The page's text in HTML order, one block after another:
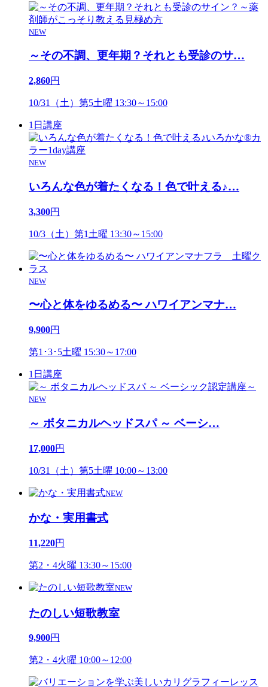
NEW
～その不調、更年期？それとも受診のサ…
2,860円
10/31（土）第5土曜 13:30～15:00
1日講座
NEW
いろんな色が着たくなる！色で叶える♪…
3,300円
10/3（土）第1土曜 13:30～15:00
NEW
〜心と体をゆるめる〜 ハワイアンマナ…
9,900円
第1･3･5土曜 15:30～17:00
1日講座
NEW
～ ボタニカルヘッドスパ ～ ベーシ…
17,000円
10/31（土）第5土曜 10:00～13:00
NEW
かな・実用書式
11,220円
第2・4火曜 13:30～15:00
NEW
たのしい短歌教室
9,900円
第2・4火曜 10:00～12:00